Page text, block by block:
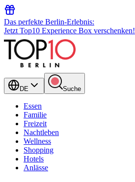
Das perfekte Berlin-Erlebnis:
Jetzt Top10 Experience Box verschenken!
DE Suche
Essen
Familie
Freizeit
Nachtleben
Wellness
Shopping
Hotels
Anlässe